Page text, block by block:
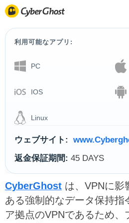
利用可能なアプリ:
PC
IOS
Linux
ウェブサイト:
返金保証期間: 45 DAYS
CyberGhost は、VPNに影
ある強制的なデータ保持指
ア拠点のVPNであるため、